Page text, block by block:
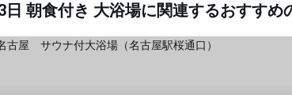
日 朝食付き 大浴場に関連するおすすめ